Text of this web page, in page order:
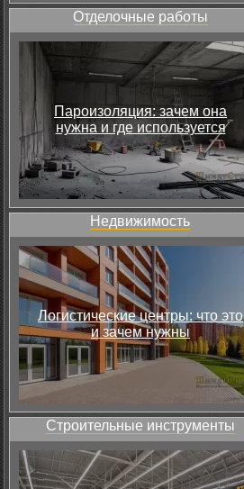
Отделочные работы
Пароизоляция: зачем она
нужна и где используется
Недвижимость
Логистические центры: что это
и зачем нужны
Строительные инструменты